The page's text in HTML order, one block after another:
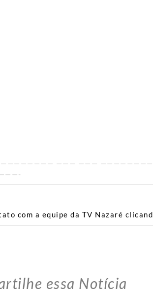
——— ———
com a equipe da TV Nazaré
essa Notícia